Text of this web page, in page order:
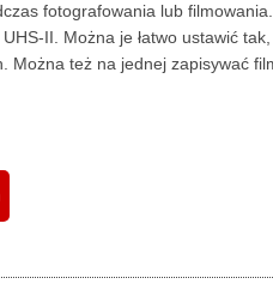
fotografowania lub
II. Można je łatwo ustawić
Można też na jednej zapisywać